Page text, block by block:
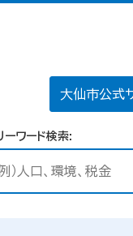
大仙市公式
ーワード検索